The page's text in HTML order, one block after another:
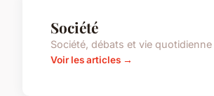
Société
Société, débats et vie quotidienne
Voir les articles →